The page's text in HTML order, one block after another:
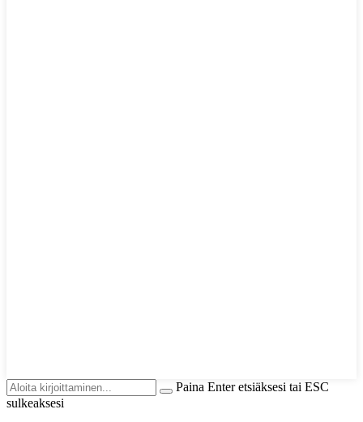
Paina Enter etsiäksesi tai ESC
sulkeaksesi